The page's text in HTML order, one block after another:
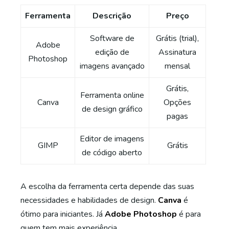
Ferramenta Descrição Preço
Adobe
Photoshop
Software de
edição de
imagens avançado
Grátis (trial),
Assinatura
mensal
Canva
Ferramenta online
de design gráfico
Grátis,
Opções
pagas
GIMP
Editor de imagens
de código aberto
Grátis
A escolha da ferramenta certa depende das suas
necessidades e habilidades de design. Canva é
ótimo para iniciantes. Já Adobe Photoshop é para